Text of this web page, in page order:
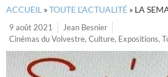
ACCUEIL »TOUTE L’ACTUALITÉ » LA
9 août 2021
Jean Besnier
Cinémas du Volvestre, Culture, Expositions,